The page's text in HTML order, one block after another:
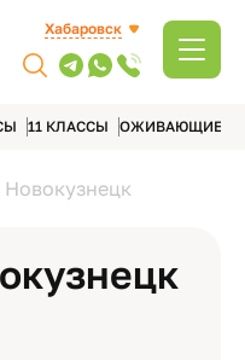
Хабаровск
11 КЛАССЫ ОЖИВАЮЩИЕ
Новокузнецк